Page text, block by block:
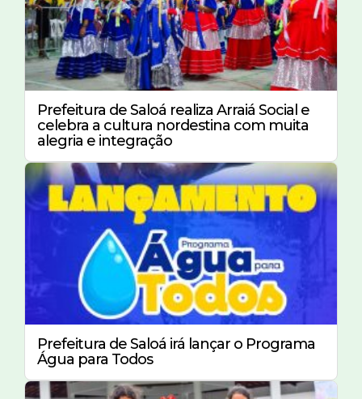
Prefeitura de Saloá realiza Arraiá Social e
celebra a cultura nordestina com muita
alegria e integração
Prefeitura de Saloá irá lançar o Programa
Água para Todos